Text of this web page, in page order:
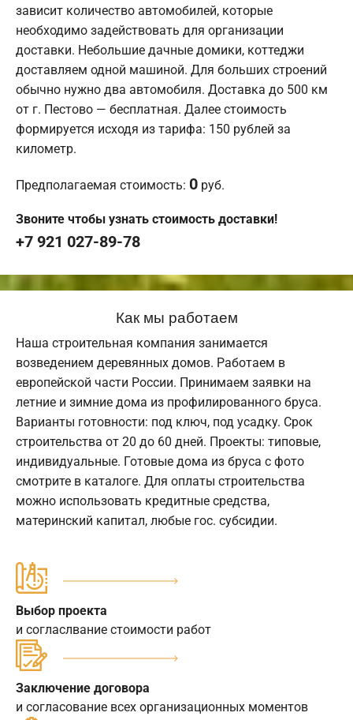
зависит количество автомобилей, которые
необходимо задействовать для организации
доставки. Небольшие дачные домики, коттеджи
доставляем одной машиной. Для больших строений
обычно нужно два автомобиля. Доставка до 500 км
от г. Пестово — бесплатная. Далее стоимость
формируется исходя из тарифа: 150 рублей за
километр.
Предполагаемая стоимость: 0 руб.
Звоните чтобы узнать стоимость доставки!
+7 921 027-89-78
Как мы работаем
Наша строительная компания занимается
возведением деревянных домов. Работаем в
европейской части России. Принимаем заявки на
летние и зимние дома из профилированного бруса.
Варианты готовности: под ключ, под усадку. Срок
строительства от 20 до 60 дней. Проекты: типовые,
индивидуальные. Готовые дома из бруса с фото
смотрите в каталоге. Для оплаты строительства
можно использовать кредитные средства,
материнский капитал, любые гос. субсидии.
Выбор проекта
и согласлвание стоимости работ
Заключение договора
и согласование всех организационных моментов